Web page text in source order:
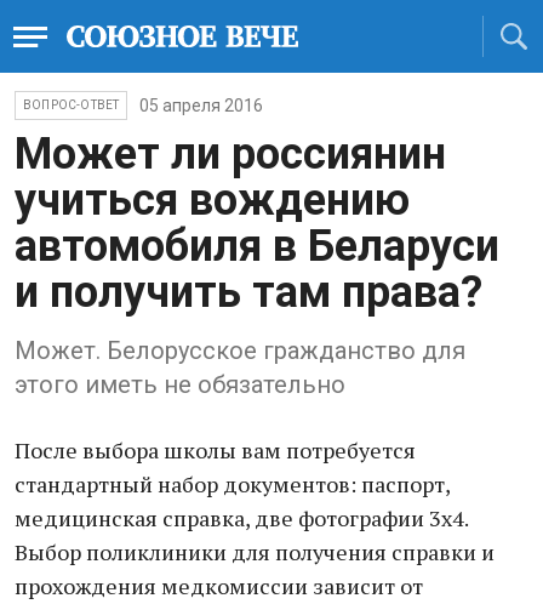
ВОПРОС-ОТВЕТ 05 апреля 2016
Может ли россиянин
учиться вождению
автомобиля в Беларуси
и получить там права?
Может. Белорусское гражданство для
этого иметь не обязательно
После выбора школы вам потребуется
стандартный набор документов: паспорт,
медицинская справка, две фотографии 3х4.
Выбор поликлиники для получения справки и
прохождения медкомиссии зависит от